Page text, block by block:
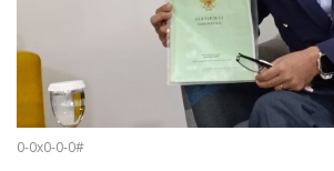
0-0x0-0-0#